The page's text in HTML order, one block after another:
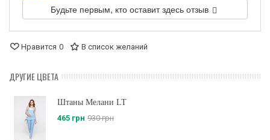
Будьте первым, кто оставит здесь отзыв
Нравится 0 В список желаний
ДРУГИЕ ЦВЕТА
Штаны Мелани LT
465 грн 930 грн